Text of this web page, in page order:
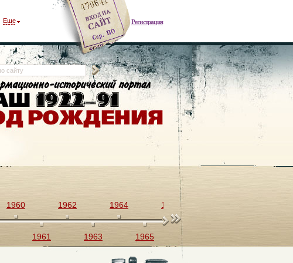
Регистрация
Еще
1960
1961
1962
1963
1964
1965
1966